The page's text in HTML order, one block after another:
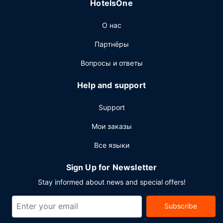
лаунж. Тем, кому не хочется покидать свой номер,
Завтрак (полный) предлагается ежедневно с 07:00 до
11:00 за дополнительную плату.
Для удобства гостей предоставляется следующее:
бесплатный (проводной) доступ в интернет,
круглосуточный бизнес-центр и прокат автомобилей
деловое или развлекательное мероприятие, отель
предлагает вам пространство площадью 1150 кв. м, на
переговорные комнаты. Предоставляется
HotelsOne
О нас
Партнёры
Вопросы и ответы
Help and support
Support
Мои заказы
Все языки
Sign Up for Newsletter
Stay informed about news and special offers!
Subscribe